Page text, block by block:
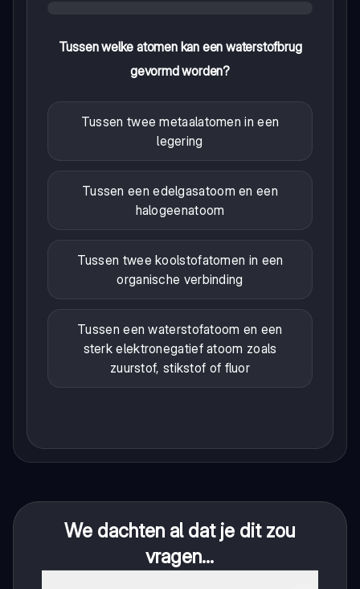
Tussen welke atomen kan een waterstofbrug
gevormd worden?
Tussen twee metaalatomen in een
legering
Tussen een edelgasatoom en een
halogeenatoom
Tussen twee koolstofatomen in een
organische verbinding
Tussen een waterstofatoom en een
sterk elektronegatief atoom zoals
zuurstof, stikstof of fluor
We dachten al dat je dit zou
vragen...